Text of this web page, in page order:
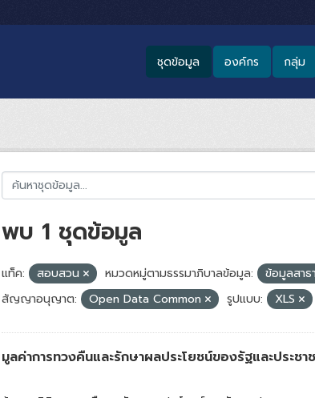
ชุดข้อมูล องค์กร กลุ่ม
พบ 1 ชุดข้อมูล
แท็ค: สอบสวน หมวดหมู่ตามธรรมาภิบาลข้อมูล:
ข้อมูลสาธ
สัญญาอนุญาต:
Open Data Common รูปแบบ: XLS
มูลค่าการทวงคืนและรักษาผลประโยชน์ของรัฐและประชา